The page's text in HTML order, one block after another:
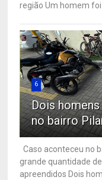
região Um homem
6
Dois
no bairro
Caso aconteceu no
grande quantidade
apreendidos Dois